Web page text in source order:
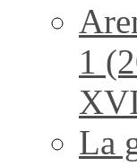
1
La